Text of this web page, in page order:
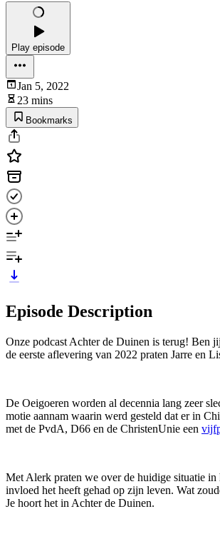
Play episode
Jan 5, 2022
23 mins
Bookmarks
Episode Description
Onze podcast Achter de Duinen is terug! Ben
de eerste aflevering van 2022 praten Jarre en
De Oeigoeren worden al decennia lang zeer
motie aannam waarin werd gesteld dat er in
met de PvdA, D66 en de ChristenUnie een
Met Alerk praten we over de huidige situatie
invloed het heeft gehad op zijn leven. Wat
Je hoort het in Achter de Duinen.